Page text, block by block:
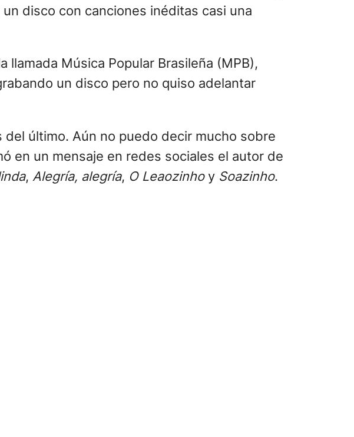
disco con canciones inéditas casi una
Música Popular Brasileña (MPB),
un disco pero no quiso adelantar
del último. Aún no puedo decir mucho sobre
en un mensaje en redes sociales el autor de
, Alegría, alegría, O Leaozinhoy Soazinho.